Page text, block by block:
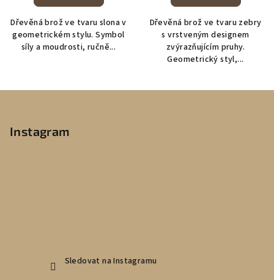
Dřevěná brož ve tvaru slona v
geometrickém stylu. Symbol
síly a moudrosti, ručně...
Dřevěná brož ve tvaru zebry
s vrstveným designem
zvýrazňujícím pruhy.
Geometrický styl,...
Instagram
Sledovat na Instagramu